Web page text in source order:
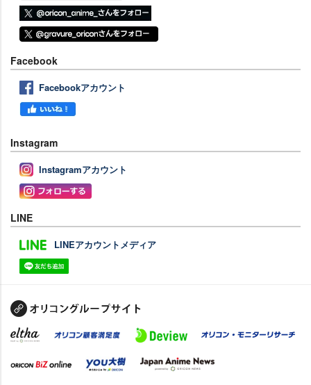
Facebook
Facebookアカウント
Instagram
Instagramアカウント
LINE
LINEアカウントメディア